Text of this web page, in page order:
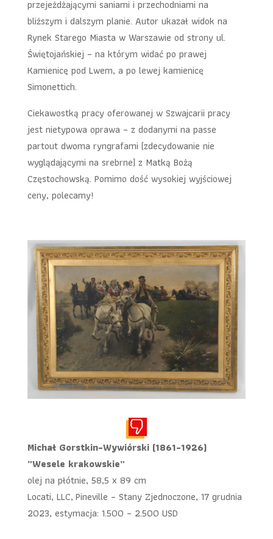
przejeżdżającymi saniami i przechodniami na
bliższym i dalszym planie. Autor ukazał widok na
Rynek Starego Miasta w Warszawie od strony ul.
Świętojańskiej – na którym widać po prawej
Kamienicę pod Lwem, a po lewej kamienicę
Simonettich.
Ciekawostką pracy oferowanej w Szwajcarii pracy
jest nietypowa oprawa – z dodanymi na passe
partout dwoma ryngrafami (zdecydowanie nie
wyglądającymi na srebrne) z Matką Bożą
Częstochowską. Pomimo dość wysokiej wyjściowej
ceny, polecamy!
Michał Gorstkin-Wywiórski (1861-1926)
„Wesele krakowskie”
olej na płótnie, 58,5 x 89 cm
Locati, LLC, Pineville – Stany Zjednoczone, 17 grudnia
2023, estymacja: 1.500 – 2.500 USD